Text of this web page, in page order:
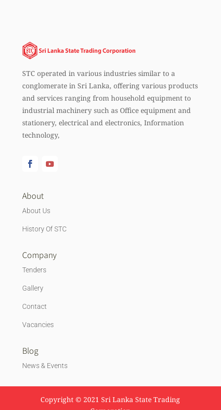
STC operated in various industries similar to a
conglomerate in Sri Lanka, offering various products
and services ranging from household equipment to
industrial machinery such as Office equipment and
stationery, electrical and electronics, Information
technology,
About
About Us
History Of STC
Company
Tenders
Gallery
Contact
Vacancies
Blog
News & Events
Copyright © 2021 Sri Lanka State Trading